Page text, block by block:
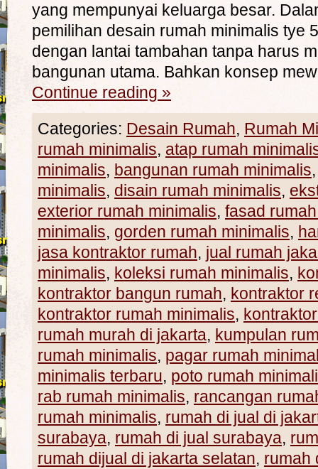
yang mempunyai keluarga besar.
pemilihan desain rumah minimalis tye
dengan lantai tambahan tanpa harus
bangunan utama. Bahkan konsep
Continue reading »
Categories: Desain Rumah, Rumah
rumah minimalis, atap rumah
minimalis, bangunan rumah minimalis
minimalis, disain rumah minimalis,
exterior rumah minimalis, fasad
minimalis, gorden rumah minimalis,
jasa kontraktor rumah, jual rumah
minimalis, koleksi rumah minimalis,
kontraktor bangun rumah, kontraktor
kontraktor rumah minimalis,
rumah murah di jakarta, kumpulan
rumah minimalis, pagar rumah
minimalis terbaru, poto rumah
rab rumah minimalis, rancangan
rumah minimalis, rumah di jual di
surabaya, rumah di jual surabaya,
rumah dijual di jakarta selatan, rumah